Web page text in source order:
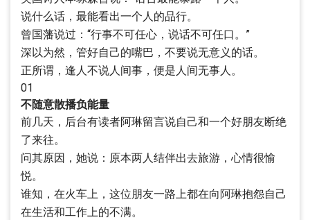
说什么话，最能看出一个人的品行。
曾国藩说过：“行事不可任心，说话不可任口。”
深以为然，管好自己的嘴巴，不要说无意义的话。
正所谓，逢人不说人间事，便是人间无事人。
01
不随意散播负能量
前几天，后台有读者阿琳留言说自己和一个好朋友断绝
了来往。
问其原因，她说：原本两人结伴出去旅游，心情很愉
悦。
谁知，在火车上，这位朋友一路上都在向阿琳抱怨自己
在生活和工作上的不满。